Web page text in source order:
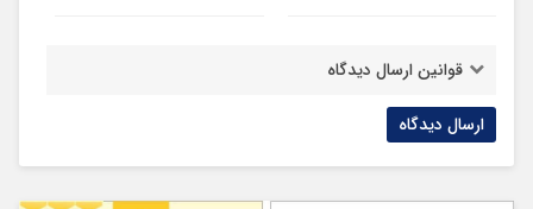
قوانین ارسال دیدگاه